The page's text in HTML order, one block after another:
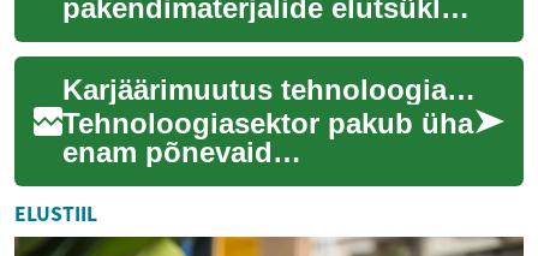
pakendimaterjalide elutsüklit
toiduainetetööstuses ning
praktilisi taaskasutuse
võimalus...
Karjäärimuutus tehnoloogiasektoris: Uued võimalused ja väljakutsed
Tehnoloogiasektor pakub üha
enam põnevaid
karjäärivõimalusi ka neile, kes
pole varem IT-valdkonnas
töötanud. See arti...
ELUSTIIL